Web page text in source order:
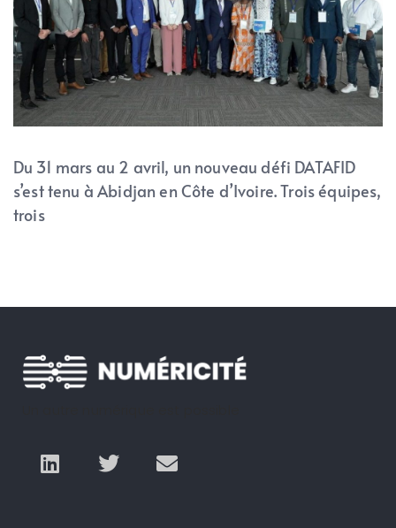
Du 31 mars au 2 avril, un nouveau défi DATAFID
s’est tenu à Abidjan en Côte d’Ivoire. Trois équipes,
trois